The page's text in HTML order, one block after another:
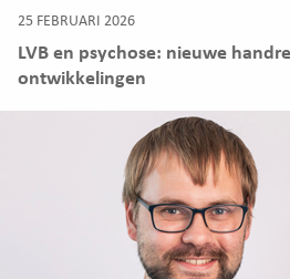
25 FEBRUARI 2026
LVB en psychose: nieuwe
ontwikkelingen